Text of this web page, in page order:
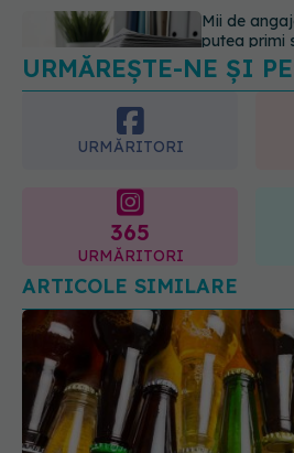
Alergia la
esențiale
prevenție și
dr. Tudor
URMĂREȘTE-NE ȘI
URMĂRITORI
URMĂRITORI
ARTICOLE SIMILARE